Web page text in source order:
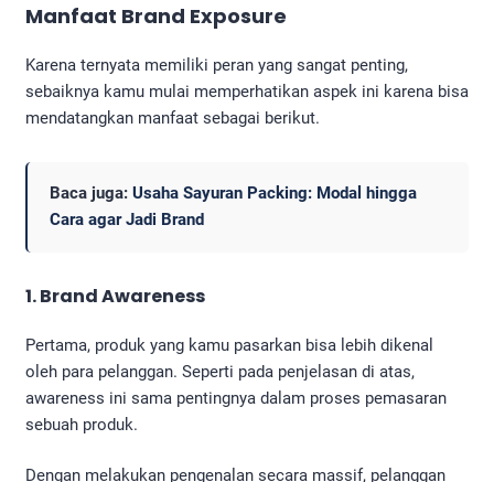
Manfaat Brand Exposure
Karena ternyata memiliki peran yang sangat penting,
sebaiknya kamu mulai memperhatikan aspek ini karena bisa
mendatangkan manfaat sebagai berikut.
Baca juga: Usaha Sayuran Packing: Modal hingga
Cara agar Jadi Brand
1. Brand Awareness
Pertama, produk yang kamu pasarkan bisa lebih dikenal
oleh para pelanggan. Seperti pada penjelasan di atas,
awareness ini sama pentingnya dalam proses pemasaran
sebuah produk.
Dengan melakukan pengenalan secara massif, pelanggan